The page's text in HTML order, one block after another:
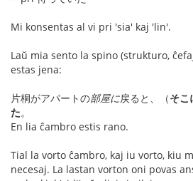
Mi konsentas al vi pri 'sia' kaj 'lin'.
Laŭ mia sento la spino (strukturo,
estas jena:
片桐がアパートの部屋に戻ると、（そこ
た。
En lia ĉambro estis rano.
Tial la vorto ĉambro, kaj iu vorto, kiu
necesaj. La lastan vorton oni povas